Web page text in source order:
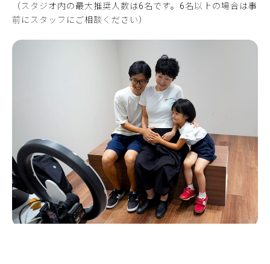
（スタジオ内の最大推奨人数は6名です。6名以上の場合は事
前にスタッフにご相談ください）